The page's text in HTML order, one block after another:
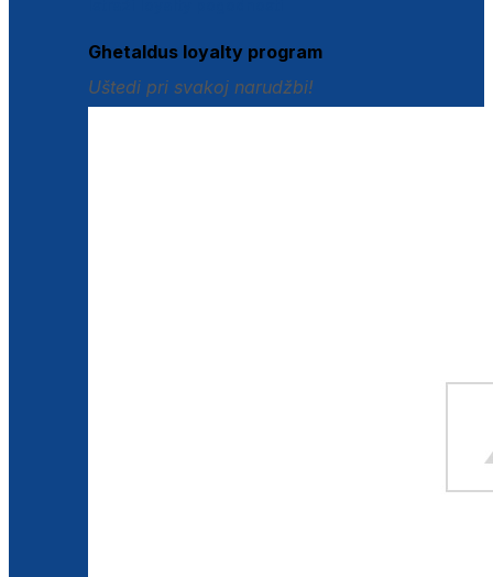
Ghetaldus loyalty program
Uštedi pri svakoj narudžbi!